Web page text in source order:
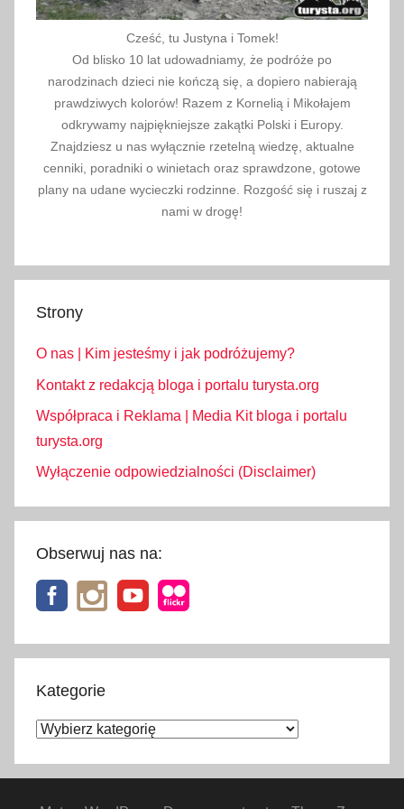
Cześć, tu Justyna i Tomek!
Od blisko 10 lat udowadniamy, że podróże po
narodzinach dzieci nie kończą się, a dopiero nabierają
prawdziwych kolorów! Razem z Kornelią i Mikołajem
odkrywamy najpiękniejsze zakątki Polski i Europy.
Znajdziesz u nas wyłącznie rzetelną wiedzę, aktualne
cenniki, poradniki o winietach oraz sprawdzone, gotowe
plany na udane wycieczki rodzinne. Rozgość się i ruszaj z
nami w drogę!
Strony
O nas | Kim jesteśmy i jak podróżujemy?
Kontakt z redakcją bloga i portalu turysta.org
Współpraca i Reklama | Media Kit bloga i portalu
turysta.org
Wyłączenie odpowiedzialności (Disclaimer)
Obserwuj nas na:
Kategorie
Kategorie